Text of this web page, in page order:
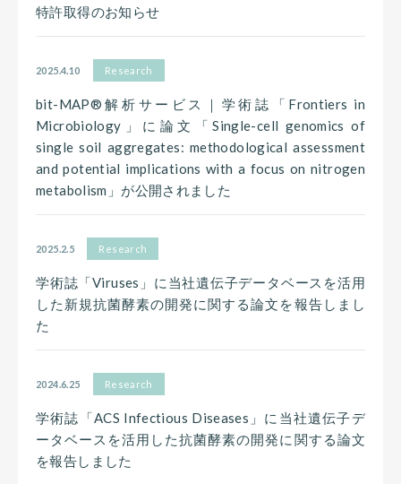
特許取得のお知らせ
2025.4.10 Research
bit-MAP®解析サービス｜学術誌「Frontiers in
Microbiology」に論文「Single-cell genomics of
single soil aggregates: methodological assessment
and potential implications with a focus on nitrogen
metabolism」が公開されました
2025.2.5 Research
学術誌「Viruses」に当社遺伝子データベースを活用
した新規抗菌酵素の開発に関する論文を報告しまし
た
2024.6.25 Research
学術誌「ACS Infectious Diseases」に当社遺伝子デ
ータベースを活用した抗菌酵素の開発に関する論文
を報告しました